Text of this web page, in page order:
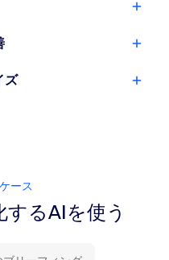
ズ
ース
るAIを使う